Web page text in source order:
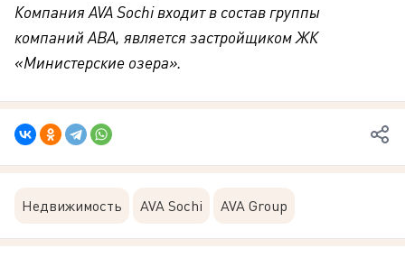
Компания AVA Sochi входит в состав группы
компаний АВА, является застройщиком ЖК
«Министерские озера».
Недвижимость AVA Sochi AVA Group